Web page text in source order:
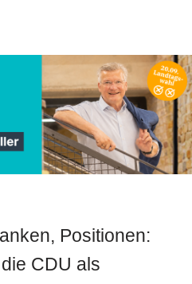
Positionen:
CDU als